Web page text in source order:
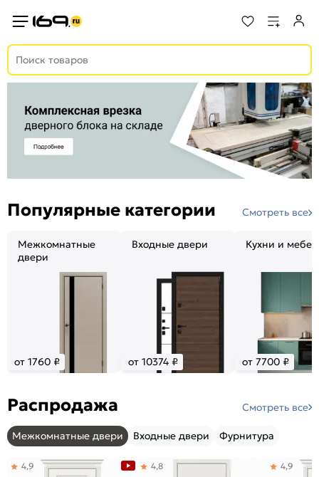
Популярные категории Смотреть все
Межкомнатные
двери
от 1760 ₽
Входные двери
от 10374 ₽
Кухни и
от 7700 ₽
Распродажа Смотреть все
Межкомнатные двери Входные двери Фурнитура
4,9 4,8 4,9